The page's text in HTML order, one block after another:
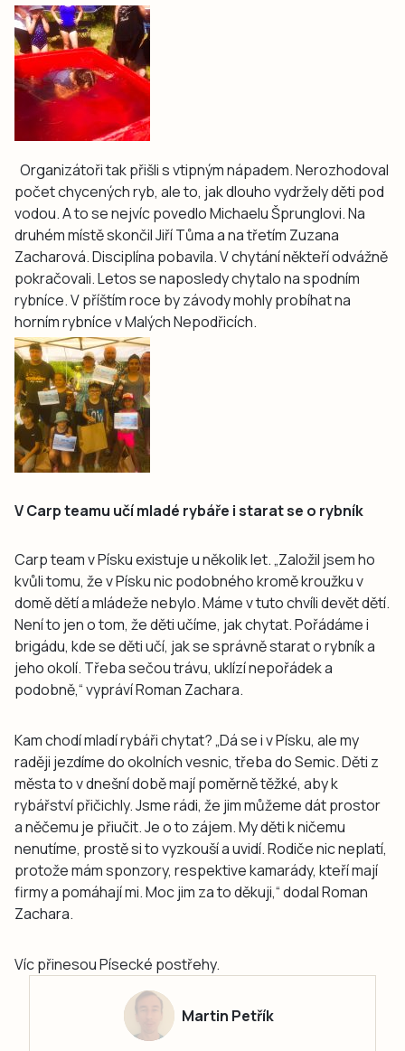
Organizátoři tak přišli s vtipným nápadem. Nerozhodoval
počet chycených ryb, ale to, jak dlouho vydržely děti pod
vodou. A to se nejvíc povedlo Michaelu Šprunglovi. Na
druhém místě skončil Jiří Tůma a na třetím Zuzana
Zacharová. Disciplína pobavila. V chytání někteří odvážně
pokračovali. Letos se naposledy chytalo na spodním
rybníce. V příštím roce by závody mohly probíhat na
horním rybníce v Malých Nepodřicích.
V Carp teamu učí mladé rybáře i starat se o rybník
Carp team v Písku existuje u několik let. „Založil jsem ho
kvůli tomu, že v Písku nic podobného kromě kroužku v
domě dětí a mládeže nebylo. Máme v tuto chvíli devět dětí.
Není to jen o tom, že děti učíme, jak chytat. Pořádáme i
brigádu, kde se děti učí, jak se správně starat o rybník a
jeho okolí. Třeba sečou trávu, uklízí nepořádek a
podobně,“ vypráví Roman Zachara.
Kam chodí mladí rybáři chytat? „Dá se i v Písku, ale my
raději jezdíme do okolních vesnic, třeba do Semic. Děti z
města to v dnešní době mají poměrně těžké, aby k
rybářství přičichly. Jsme rádi, že jim můžeme dát prostor
a něčemu je přiučit. Je o to zájem. My děti k ničemu
nenutíme, prostě si to vyzkouší a uvidí. Rodiče nic neplatí,
protože mám sponzory, respektive kamarády, kteří mají
firmy a pomáhají mi. Moc jim za to děkuji,“ dodal Roman
Zachara.
Víc přinesou Písecké postřehy.
Martin Petřík